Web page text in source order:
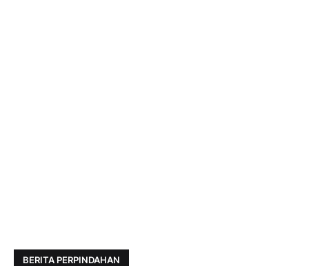
BERITA PERPINDAHAN